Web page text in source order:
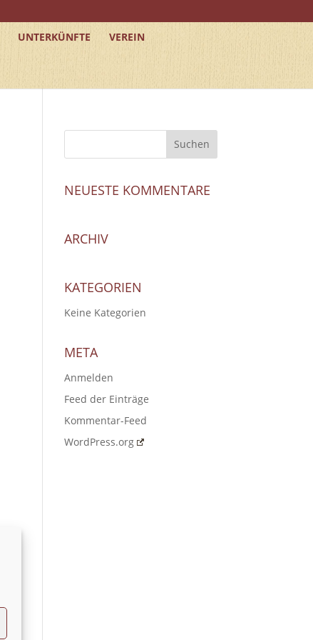
UNTERKÜNFTE
VEREIN
NEUESTE KOMMENTARE
ARCHIV
KATEGORIEN
Keine Kategorien
META
Anmelden
Feed der Einträge
Kommentar-Feed
WordPress.org